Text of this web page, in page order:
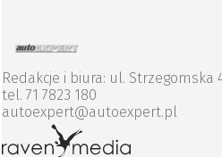
Redakcje i biura: ul. Strzegomska
tel. 71 7823 180
autoexpert@autoexpert.pl